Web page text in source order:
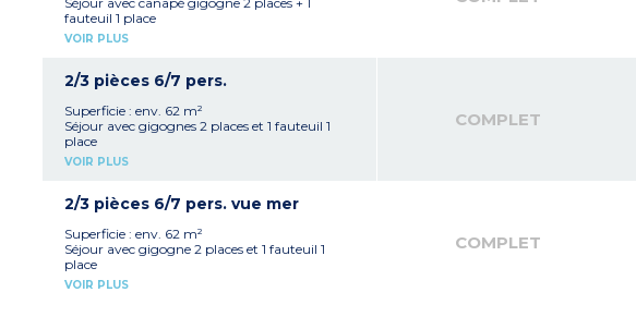
fauteuil 1 place
Kitchenette équipée (réfrigérateur, plaques de
1 chambre avec 1 lit double (140 cm) ou lits
jumeaux
Salle de douche avec WC, sèche-cheveux
Climatisation
Au rez-de-chaussée (côté Ouest/Mer :
réservé en priorité aux personnes à mobilité
réduite), au 1er et 2ème étage (côté
VOIR PLUS
2/3 pièces 6/7 pers.
Superficie : env. 62 m²
Séjour avec gigognes 2 places et 1 fauteuil 1
place
Kitchenette équipée (réfrigérateur, plaques de
1 chambre avec 1 lit double (160 cm) avec
douche et WC
1 chambre avec 2 lits superposés
1 salle de douche avec sèche-cheveux
WC séparé
Climatisation
Au 1er et 2e étage (côté Ouest/Mer)
VOIR PLUS
COMPLET
2/3 pièces 6/7 pers. vue mer
Superficie : env. 62 m²
Séjour avec gigogne 2 places et 1 fauteuil 1
place
Kitchenette équipée (réfrigérateur, plaques de
VOIR PLUS
COMPLET